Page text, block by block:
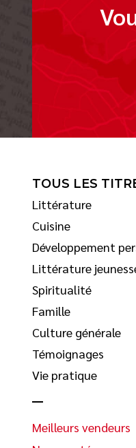
TOUS LES
Littérature
Cuisine
Développement
Littérature
Spiritualité
Famille
Culture générale
Témoignages
Vie pratique
Meilleurs vendeurs